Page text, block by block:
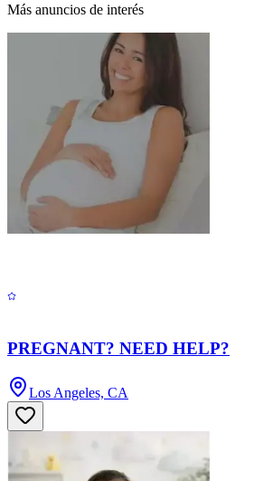
Más anuncios de interés
PREGNANT? NEED HELP?
Los Angeles, CA